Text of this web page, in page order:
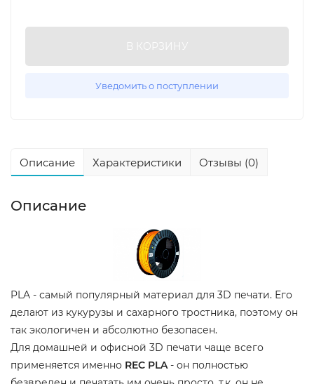
В КОРЗИНУ
Уведомить о поступлении
Описание Характеристики Отзывы (0)
Описание
PLA - самый популярный материал для 3D печати. Его
делают из кукурузы и сахарного тростника, поэтому он
так экологичен и абсолютно безопасен.
Для домашней и офисной 3D печати чаще всего
применяется именно REC PLA- он полностью